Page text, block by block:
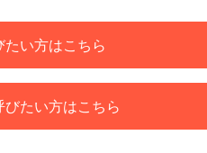
い方はこちら
たい方はこちら